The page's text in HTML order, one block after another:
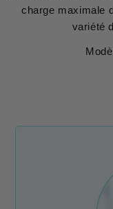
charge maximale
variété